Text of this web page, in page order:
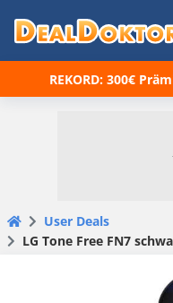
REKORD: 300€
User Deals
LG Tone Free FN7 schwarz